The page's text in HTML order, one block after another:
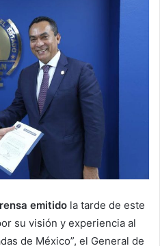
emitido la tarde de este
su visión y experiencia al
de México”, el General de